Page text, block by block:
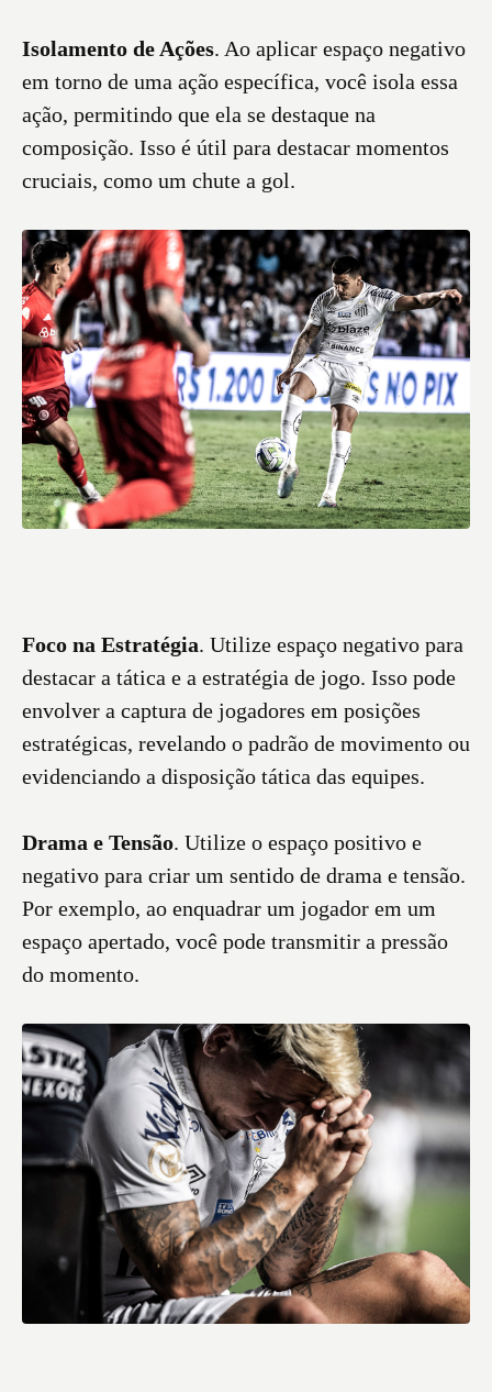
Isolamento de Ações. Ao aplicar espaço negativo
em torno de uma ação específica, você isola essa
ação, permitindo que ela se destaque na
composição. Isso é útil para destacar momentos
cruciais, como um chute a gol.
Foco na Estratégia. Utilize espaço negativo para
destacar a tática e a estratégia de jogo. Isso pode
envolver a captura de jogadores em posições
estratégicas, revelando o padrão de movimento ou
evidenciando a disposição tática das equipes.
Drama e Tensão. Utilize o espaço positivo e
negativo para criar um sentido de drama e tensão.
Por exemplo, ao enquadrar um jogador em um
espaço apertado, você pode transmitir a pressão
do momento.